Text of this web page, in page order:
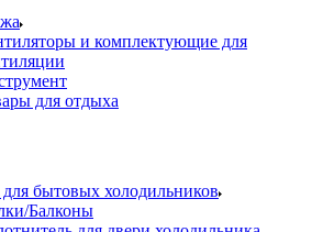
и комплектующие для
для отдыха
для бытовых холодильников
Балконы